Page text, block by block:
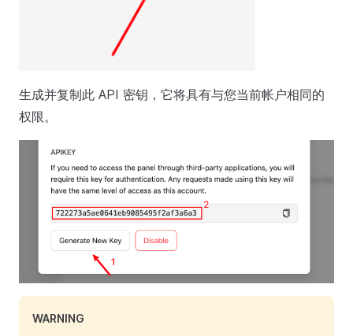
生成并复制此 API 密钥，它将具有与您当前帐户相同的
权限。
WARNING